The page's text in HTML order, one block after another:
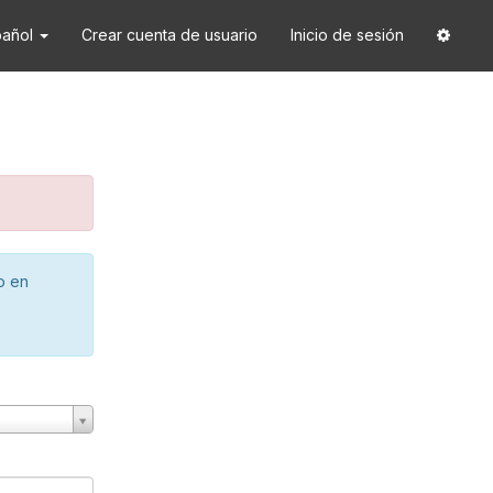
Crear cuenta de usuario Inicio de sesión
en